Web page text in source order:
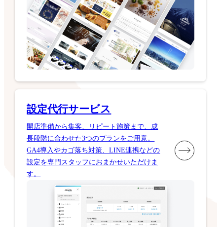
設定代行サービス
開店準備から集客、リピート施策まで、成
長段階に合わせた3つのプランをご用意。
GA4導入やカゴ落ち対策、LINE連携などの
設定を専門スタッフにおまかせいただけま
す。